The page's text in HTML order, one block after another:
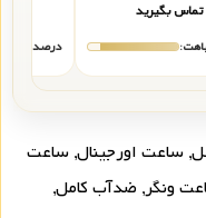
تماس بگیرید
درصد
, ساعت اورجینال, ساعت
ونگر, ضدآب کامل,